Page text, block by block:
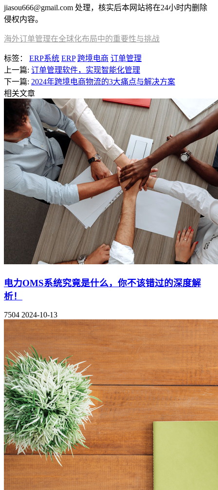
jiasou666@gmail.com 处理，核实后本网站将在24小时内删除
侵权内容。
海外订单管理在全球化布局中的重要性与挑战
标签： ERP系统 ERP 跨境电商 订单管理
上一篇: 订单管理软件，实现智能化管理
下一篇: 2024年跨境电商物流的3大痛点与解决方案
相关文章
电力OMS系统究竟是什么，你不该错过的深度解
析！
7504 2024-10-13